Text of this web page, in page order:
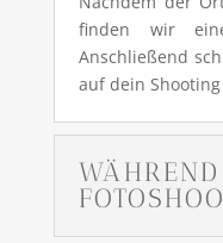
finden wir
Anschließend
auf dein